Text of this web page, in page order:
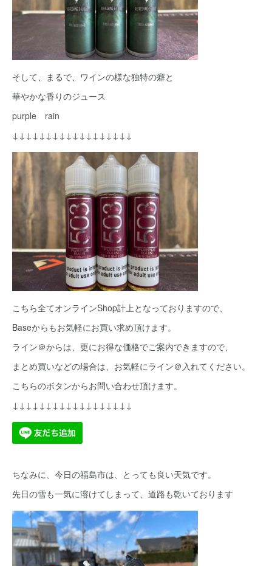
そして、まるで、ワインの様な独特の癖と
華やかな香りのジュース
purple rain
↓↓↓↓↓↓↓↓↓↓↓↓↓↓↓↓↓↓
こちら全てオンラインShop計上となっておりますので、
Baseからもお気軽にお買い求め頂けます。
ライン＠からは、更にお得な価格でご案内できますので、
まとめ買いなどの場合は、お気軽にライン＠入れてください。
こちらのボタンからお問い合わせ頂けます。
↓↓↓↓↓↓↓↓↓↓↓↓↓↓↓↓↓↓
ちなみに、今日の福島市は、とっても良い天気です。
先日の雪も一気に溶けてしまって、道路も乾いております